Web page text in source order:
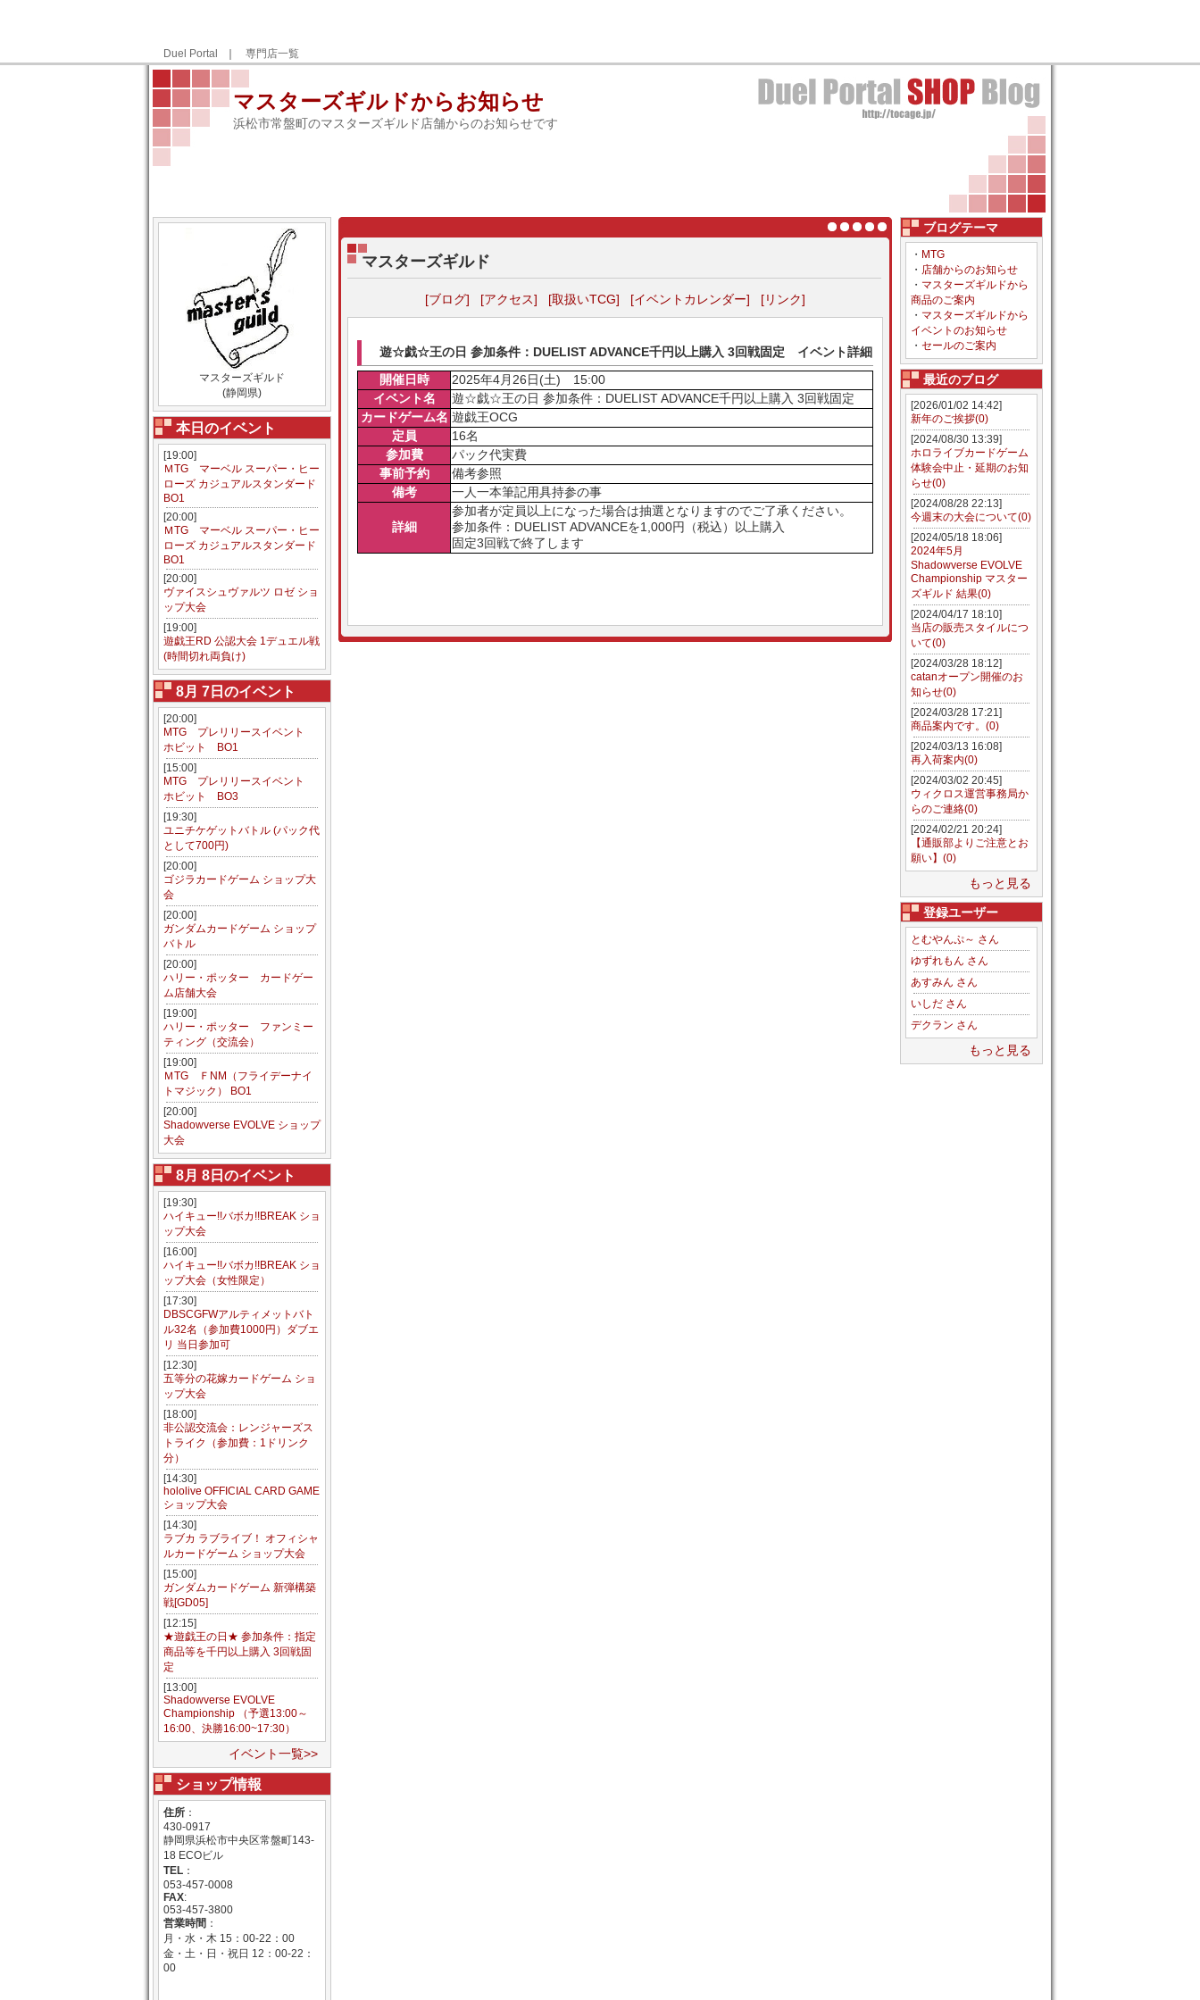
Duel Portal 専門店一覧
マスターズギルドからお知らせ
浜松市常盤町のマスターズギルド店舗からのお知らせです
マスターズギルド
(静岡県)
本日のイベント
[19:00]
ＭTG マーベル スーパー・ヒー
ローズ カジュアルスタンダード
BO1
[20:00]
ＭTG マーベル スーパー・ヒー
ローズ カジュアルスタンダード
BO1
[20:00]
ヴァイスシュヴァルツ ロゼ ショ
ップ大会
[19:00]
遊戯王RD 公認大会 1デュエル戦
(時間切れ両負け)
8月 7日のイベント
[20:00]
MTG プレリリースイベント
ホビット BO1
[15:00]
MTG プレリリースイベント
ホビット BO3
[19:30]
ユニチケゲットバトル (パック代
として700円)
[20:00]
ゴジラカードゲーム ショップ大
会
[20:00]
ガンダムカードゲーム ショップ
バトル
[20:00]
ハリー・ポッター カードゲー
ム店舗大会
[19:00]
ハリー・ポッター ファンミー
ティング（交流会）
[19:00]
ＭTG ＦNM（フライデーナイ
トマジック） BO1
[20:00]
Shadowverse EVOLVE ショップ
大会
8月 8日のイベント
[19:30]
ハイキュー!!バボカ!!BREAK ショ
ップ大会
[16:00]
ハイキュー!!バボカ!!BREAK ショ
ップ大会（女性限定）
[17:30]
DBSCGFWアルティメットバト
ル32名（参加費1000円）ダブエ
リ 当日参加可
[12:30]
五等分の花嫁カードゲーム ショ
ップ大会
[18:00]
非公認交流会：レンジャーズス
トライク（参加費：1ドリンク
分）
[14:30]
hololive OFFICIAL CARD GAME
ショップ大会
[14:30]
ラブカ ラブライブ！ オフィシャ
ルカードゲーム ショップ大会
[15:00]
ガンダムカードゲーム 新弾構築
戦[GD05]
[12:15]
★遊戯王の日★ 参加条件：指定
商品等を千円以上購入 3回戦固
定
[13:00]
Shadowverse EVOLVE
Championship （予選13:00～
16:00、決勝16:00~17:30）
イベント一覧>>
ショップ情報
住所 ：
430-0917
静岡県浜松市中央区常盤町143-
18 ECOビル
TEL ：
053-457-0008
FAX:
053-457-3800
営業時間 ：
月・水・木 15：00-22：00
金・土・日・祝日 12：00-22：
00
ブログテーマ
・ MTG
・ 店舗からのお知らせ
・ マスターズギルドから
商品のご案内
・ マスターズギルドから
イベントのお知らせ
・ セールのご案内
最近のブログ
[2026/01/02 14:42]
新年のご挨拶(0)
[2024/08/30 13:39]
ホロライブカードゲーム
体験会中止・延期のお知
らせ(0)
[2024/08/28 22:13]
今週末の大会について(0)
[2024/05/18 18:06]
2024年5月
Shadowverse EVOLVE
Championship マスター
ズギルド 結果(0)
[2024/04/17 18:10]
当店の販売スタイルにつ
いて(0)
[2024/03/28 18:12]
catanオープン開催のお
知らせ(0)
[2024/03/28 17:21]
商品案内です。(0)
[2024/03/13 16:08]
再入荷案内(0)
[2024/03/02 20:45]
ウィクロス運営事務局か
らのご連絡(0)
[2024/02/21 20:24]
【通販部よりご注意とお
願い】(0)
もっと見る
登録ユーザー
とむやんぷ～ さん
ゆずれもん さん
あすみん さん
いしだ さん
デクラン さん
もっと見る
マスターズギルド
[ブログ] [アクセス] [取扱いTCG] [イベントカレンダー] [リンク]
遊☆戯☆王の日 参加条件：DUELIST ADVANCE千円以上購入 3回戦固定 イベント詳細
開催日時
2025年4月26日(土) 15:00
イベント名
遊☆戯☆王の日 参加条件：DUELIST ADVANCE千円以上購入 3回戦固定
カードゲーム名 遊戯王OCG
定員
16名
参加費
パック代実費
事前予約
備考参照
備考
一人一本筆記用具持参の事
詳細
参加者が定員以上になった場合は抽選となりますのでご了承ください。
参加条件：DUELIST ADVANCEを1,000円（税込）以上購入
固定3回戦で終了します